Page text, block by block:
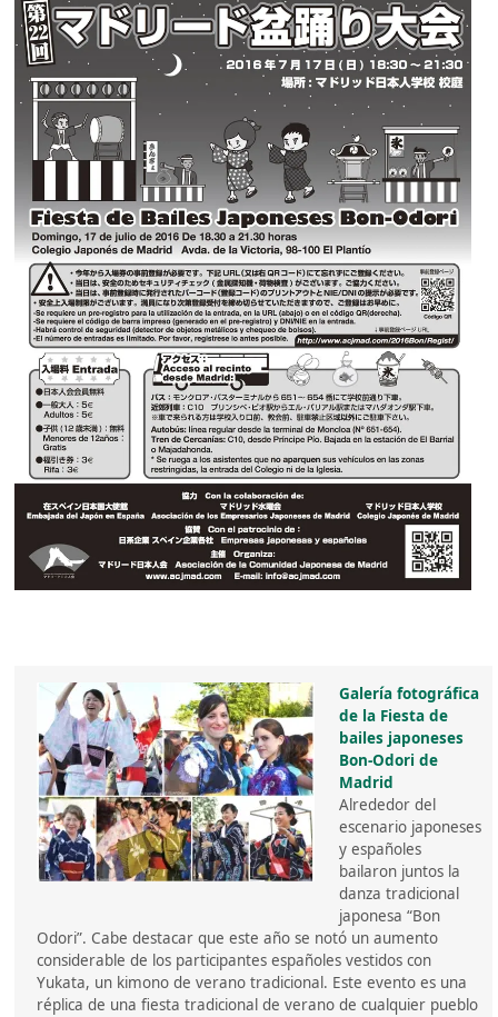
Galería fotográfica
de la Fiesta de
bailes japoneses
Bon-Odori de
Madrid
Alrededor del
escenario japoneses
y españoles
bailaron juntos la
danza tradicional
japonesa “Bon
Odori”. Cabe destacar que este año se notó un aumento
considerable de los participantes españoles vestidos con
Yukata, un kimono de verano tradicional. Este evento es una
réplica de una fiesta tradicional de verano de cualquier pueblo